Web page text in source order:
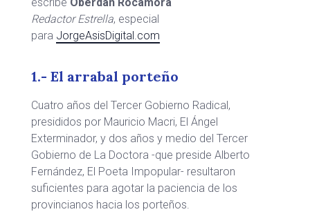
Redactor Estrella, especial
para JorgeAsisDigital.com
1.- El arrabal porteño
Cuatro años del Tercer Gobierno Radical,
presididos por Mauricio Macri, El Ángel
Exterminador, y dos años y medio del Tercer
Gobierno de La Doctora -que preside Alberto
Fernández, El Poeta Impopular- resultaron
suficientes para agotar la paciencia de los
provincianos hacia los porteños.